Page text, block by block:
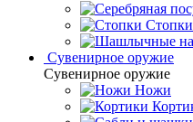
Стопки
Сувенирное оружие
Сувенирное оружие
Ножи